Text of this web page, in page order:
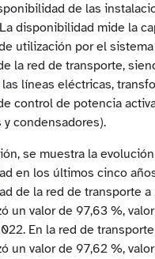
de las
disponibilidad mide la
utilización por el
la red de transporte,
líneas eléctricas,
control de potencia
y condensadores).
se muestra la
en los últimos cinco
de la red de transporte a
un valor de 97,63 %,
En la red de
un valor de 97,62 %,